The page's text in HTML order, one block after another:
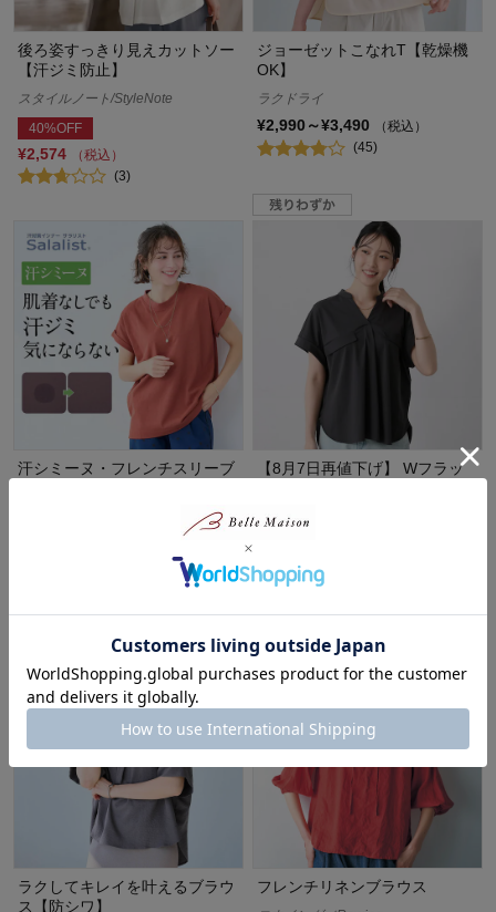
後ろ姿すっきり見えカットソー
【汗ジミ防止】
スタイルノート/StyleNote
40%OFF
¥2,574
（税込）
(3)
ジョーゼットこなれT【乾燥機
OK】
ラクドライ
¥2,990～¥3,490
（税込）
(45)
汗シミーヌ・フレンチスリーブ
【8月7日再値下げ】 Wフラッ
クロスファンクション/CF
¥2,093（税込）
ラクしてキレイを叶えるブラウ
ス【防シワ】
フレンチリネンブラウス